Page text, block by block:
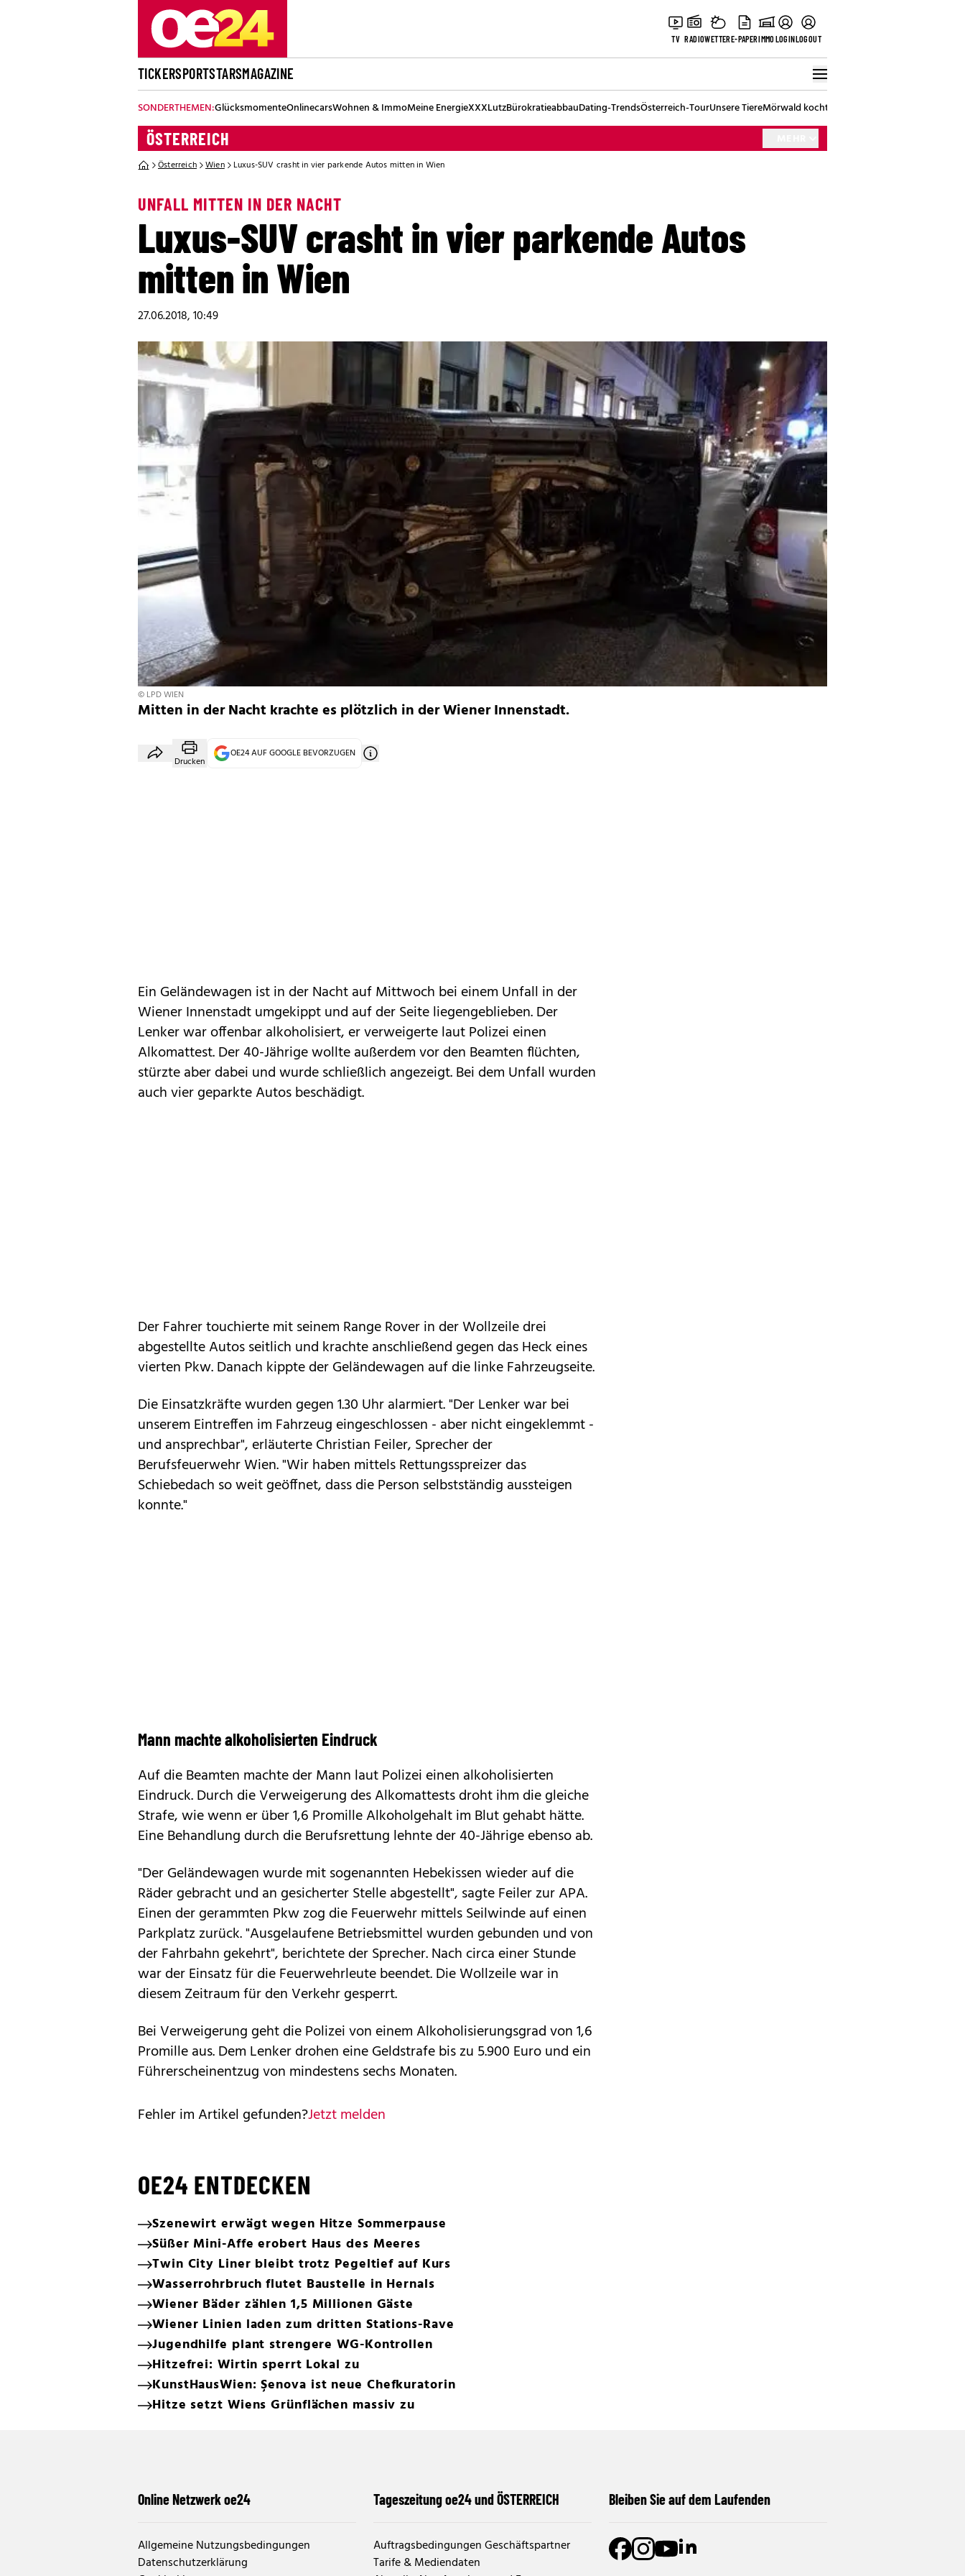
TV RADIOWETTERE-PAPERIMMOLOGINLOGOUT
TICKERSPORTSTARSMAGAZINE
SONDERTHEMEN:GlücksmomenteOnlinecarsWohnen & ImmoMeine EnergieXXXLutzBürokratieabbauDating-TrendsÖsterreich-TourUnsere TiereMörwald kocht
ÖSTERREICH
Österreich Wien Luxus-SUV crasht in vier parkende Autos mitten in Wien
UNFALL MITTEN IN DER NACHT
Luxus-SUV crasht in vier parkende Autos
mitten in Wien
27.06.2018, 10:49
© LPD WIEN
Mitten in der Nacht krachte es plötzlich in der Wiener Innenstadt.
Drucken
OE24 AUF GOOGLE BEVORZUGEN
Ein Geländewagen ist in der Nacht auf Mittwoch bei einem Unfall in der
Wiener Innenstadt umgekippt und auf der Seite liegengeblieben. Der
Lenker war offenbar alkoholisiert, er verweigerte laut Polizei einen
Alkomattest. Der 40-Jährige wollte außerdem vor den Beamten flüchten,
stürzte aber dabei und wurde schließlich angezeigt. Bei dem Unfall wurden
auch vier geparkte Autos beschädigt.
Der Fahrer touchierte mit seinem Range Rover in der Wollzeile drei
abgestellte Autos seitlich und krachte anschließend gegen das Heck eines
vierten Pkw. Danach kippte der Geländewagen auf die linke Fahrzeugseite.
Die Einsatzkräfte wurden gegen 1.30 Uhr alarmiert. "Der Lenker war bei
unserem Eintreffen im Fahrzeug eingeschlossen - aber nicht eingeklemmt -
und ansprechbar", erläuterte Christian Feiler, Sprecher der
Berufsfeuerwehr Wien. "Wir haben mittels Rettungsspreizer das
Schiebedach so weit geöffnet, dass die Person selbstständig aussteigen
konnte."
Mann machte alkoholisierten Eindruck
Auf die Beamten machte der Mann laut Polizei einen alkoholisierten
Eindruck. Durch die Verweigerung des Alkomattests droht ihm die gleiche
Strafe, wie wenn er über 1,6 Promille Alkoholgehalt im Blut gehabt hätte.
Eine Behandlung durch die Berufsrettung lehnte der 40-Jährige ebenso ab.
"Der Geländewagen wurde mit sogenannten Hebekissen wieder auf die
Räder gebracht und an gesicherter Stelle abgestellt", sagte Feiler zur APA.
Einen der gerammten Pkw zog die Feuerwehr mittels Seilwinde auf einen
Parkplatz zurück. "Ausgelaufene Betriebsmittel wurden gebunden und von
der Fahrbahn gekehrt", berichtete der Sprecher. Nach circa einer Stunde
war der Einsatz für die Feuerwehrleute beendet. Die Wollzeile war in
diesem Zeitraum für den Verkehr gesperrt.
Bei Verweigerung geht die Polizei von einem Alkoholisierungsgrad von 1,6
Promille aus. Dem Lenker drohen eine Geldstrafe bis zu 5.900 Euro und ein
Führerscheinentzug von mindestens sechs Monaten.
Fehler im Artikel gefunden?Jetzt melden
OE24 ENTDECKEN
Szenewirt erwägt wegen Hitze Sommerpause
Süßer Mini-Affe erobert Haus des Meeres
Twin City Liner bleibt trotz Pegeltief auf Kurs
Wasserrohrbruch flutet Baustelle in Hernals
Wiener Bäder zählen 1,5 Millionen Gäste
Wiener Linien laden zum dritten Stations-Rave
Jugendhilfe plant strengere WG-Kontrollen
Hitzefrei: Wirtin sperrt Lokal zu
KunstHausWien: Şenova ist neue Chefkuratorin
Hitze setzt Wiens Grünflächen massiv zu
Online Netzwerk oe24
Allgemeine Nutzungsbedingungen
Datenschutzerklärung
Tageszeitung oe24 und ÖSTERREICH
Auftragsbedingungen Geschäftspartner
Tarife & Mediendaten
Bleiben Sie auf dem Laufenden